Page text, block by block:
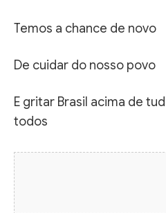
Temos a chance de novo
De cuidar do nosso povo
E gritar Brasil acima de
todos